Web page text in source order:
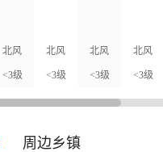
北风
<3级
北风
<3级
北风
<3级
北风
<3级
周边乡镇